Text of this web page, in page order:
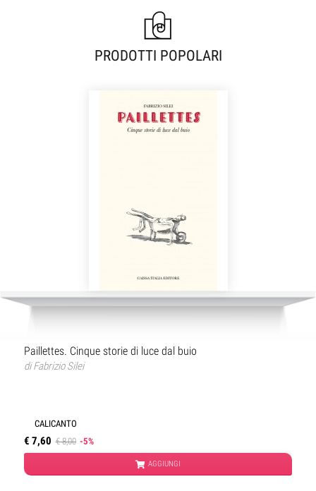
PRODOTTI POPOLARI
Paillettes. Cinque storie di luce dal buio
diFabrizio Silei
CALICANTO
€ 7,60 € 8,00 -5%
AGGIUNGI